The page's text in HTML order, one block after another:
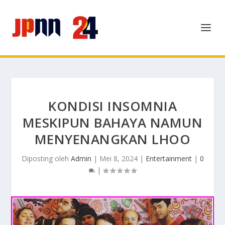
KONDISI INSOMNIA
MESKIPUN BAHAYA NAMUN
MENYENANGKAN LHOO
Diposting oleh Admin | Mei 8, 2024| Entertainment| 0
|